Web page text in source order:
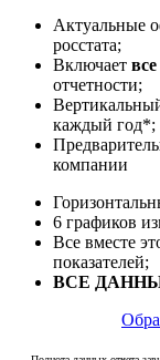
Актуальные
росстата;
Включает все
отчетности;
каждый год*;
компании
6 графиков
Все вместе
показателей;
ВСЕ